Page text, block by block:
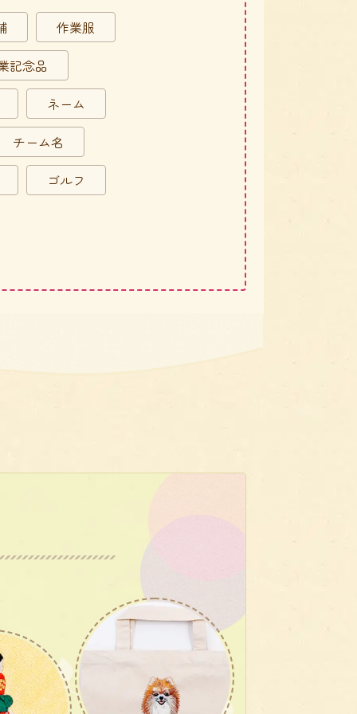
作業服
記念品
ネーム
チーム名
ゴルフ